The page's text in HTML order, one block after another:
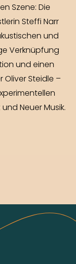
Szene: Die
Steffi Narr
und
Verknüpfung
und einen
Oliver Steidle –
Neuer Musik.